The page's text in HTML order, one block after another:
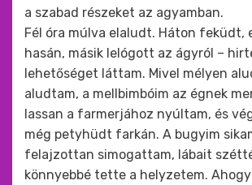
a szabad részeket az agyamban.
Fél óra múlva elaludt. Háton feküdt,
hasán, másik lelógott az ágyról –
lehetőséget láttam. Mivel mélyen
aludtam, a mellbimbóim az égnek
lassan a farmerjához nyúltam, és
még petyhüdt farkán. A bugyim
felajzottan simogattam, lábait
könnyebbé tette a helyzetem.